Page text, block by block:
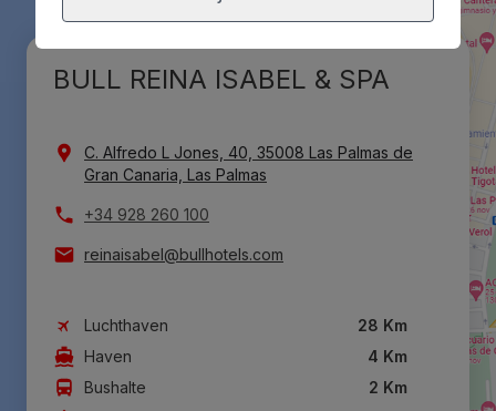
BULL REINA ISABEL & SPA
C. Alfredo L Jones, 40, 35008 Las Palmas de
Gran Canaria, Las Palmas
+34 928 260 100
reinaisabel@bullhotels.com
Luchthaven
28 Km
Haven
4 Km
Bushalte
2 Km